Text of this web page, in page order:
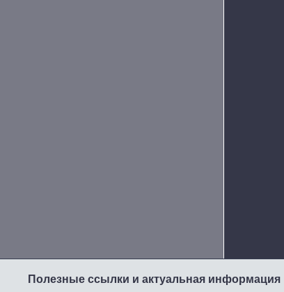
Полезные ссылки и актуальная информация